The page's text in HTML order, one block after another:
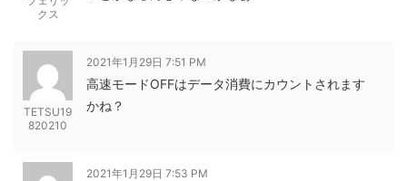
クス
TETSU19
820210
2021年1月29日 7:51 PM
高速モードOFFはデータ消費にカウントされます
かね？
2021年1月29日 7:53 PM